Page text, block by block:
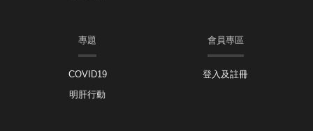
專題
COVID19
明肝行動
會員專區
登入及註冊